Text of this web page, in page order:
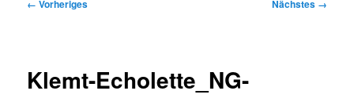
← Vorheriges Nächstes →
Klemt-Echolette_NG-